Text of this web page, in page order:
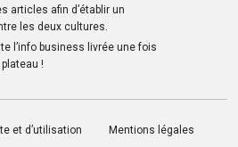
articles afin d’établir un
les deux cultures.
l’info business livrée une fois
!
et d’utilisation
Mentions légales